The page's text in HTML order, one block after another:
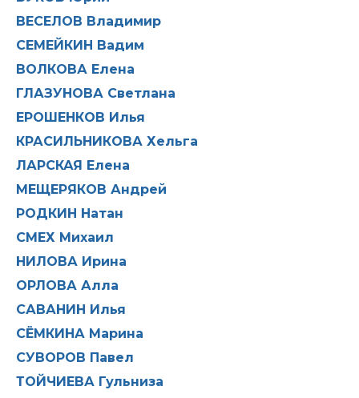
ВЕСЕЛОВ Владимир
СЕМЕЙКИН Вадим
ВОЛКОВА Елена
ГЛАЗУНОВА Светлана
ЕРОШЕНКОВ Илья
КРАСИЛЬНИКОВА Хельга
ЛАРСКАЯ Елена
МЕЩЕРЯКОВ Андрей
РОДКИН Натан
СМЕХ Михаил
НИЛОВА Ирина
ОРЛОВА Алла
САВАНИН Илья
СЁМКИНА Марина
СУВОРОВ Павел
ТОЙЧИЕВА Гульниза